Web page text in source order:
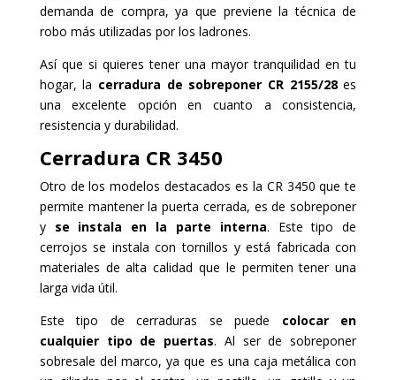
demanda de compra, ya que previene la técnica de
robo más utilizadas por los ladrones.
Así que si quieres tener una mayor tranquilidad en tu
hogar, la cerradura de sobreponer CR 2155/28es
una excelente opción en cuanto a consistencia,
resistencia y durabilidad.
Cerradura CR 3450
Otro de los modelos destacados es la CR 3450 que te
permite mantener la puerta cerrada, es de sobreponer
y se instala en la parte interna. Este tipo de
cerrojos se instala con tornillos y está fabricada con
materiales de alta calidad que le permiten tener una
larga vida útil.
Este tipo de cerraduras se puede colocar en
cualquier tipo de puertas. Al ser de sobreponer
sobresale del marco, ya que es una caja metálica con